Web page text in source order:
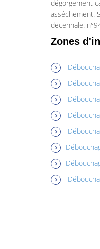
dégorgement
asséchement.
decennale:
Zones